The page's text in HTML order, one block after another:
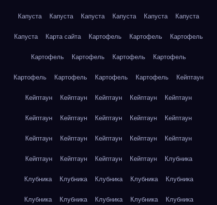
Капуста Капуста Капуста Капуста Капуста Капуста
Капуста Карта сайта Картофель Картофель Картофель
Картофель Картофель Картофель Картофель
Картофель Картофель Картофель Картофель Кейптаун
Кейптаун Кейптаун Кейптаун Кейптаун Кейптаун
Кейптаун Кейптаун Кейптаун Кейптаун Кейптаун
Кейптаун Кейптаун Кейптаун Кейптаун Кейптаун
Кейптаун Кейптаун Кейптаун Кейптаун Клубника
Клубника Клубника Клубника Клубника Клубника
Клубника Клубника Клубника Клубника Клубника